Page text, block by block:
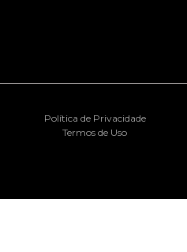
Política de Privacidade
Termos de Uso